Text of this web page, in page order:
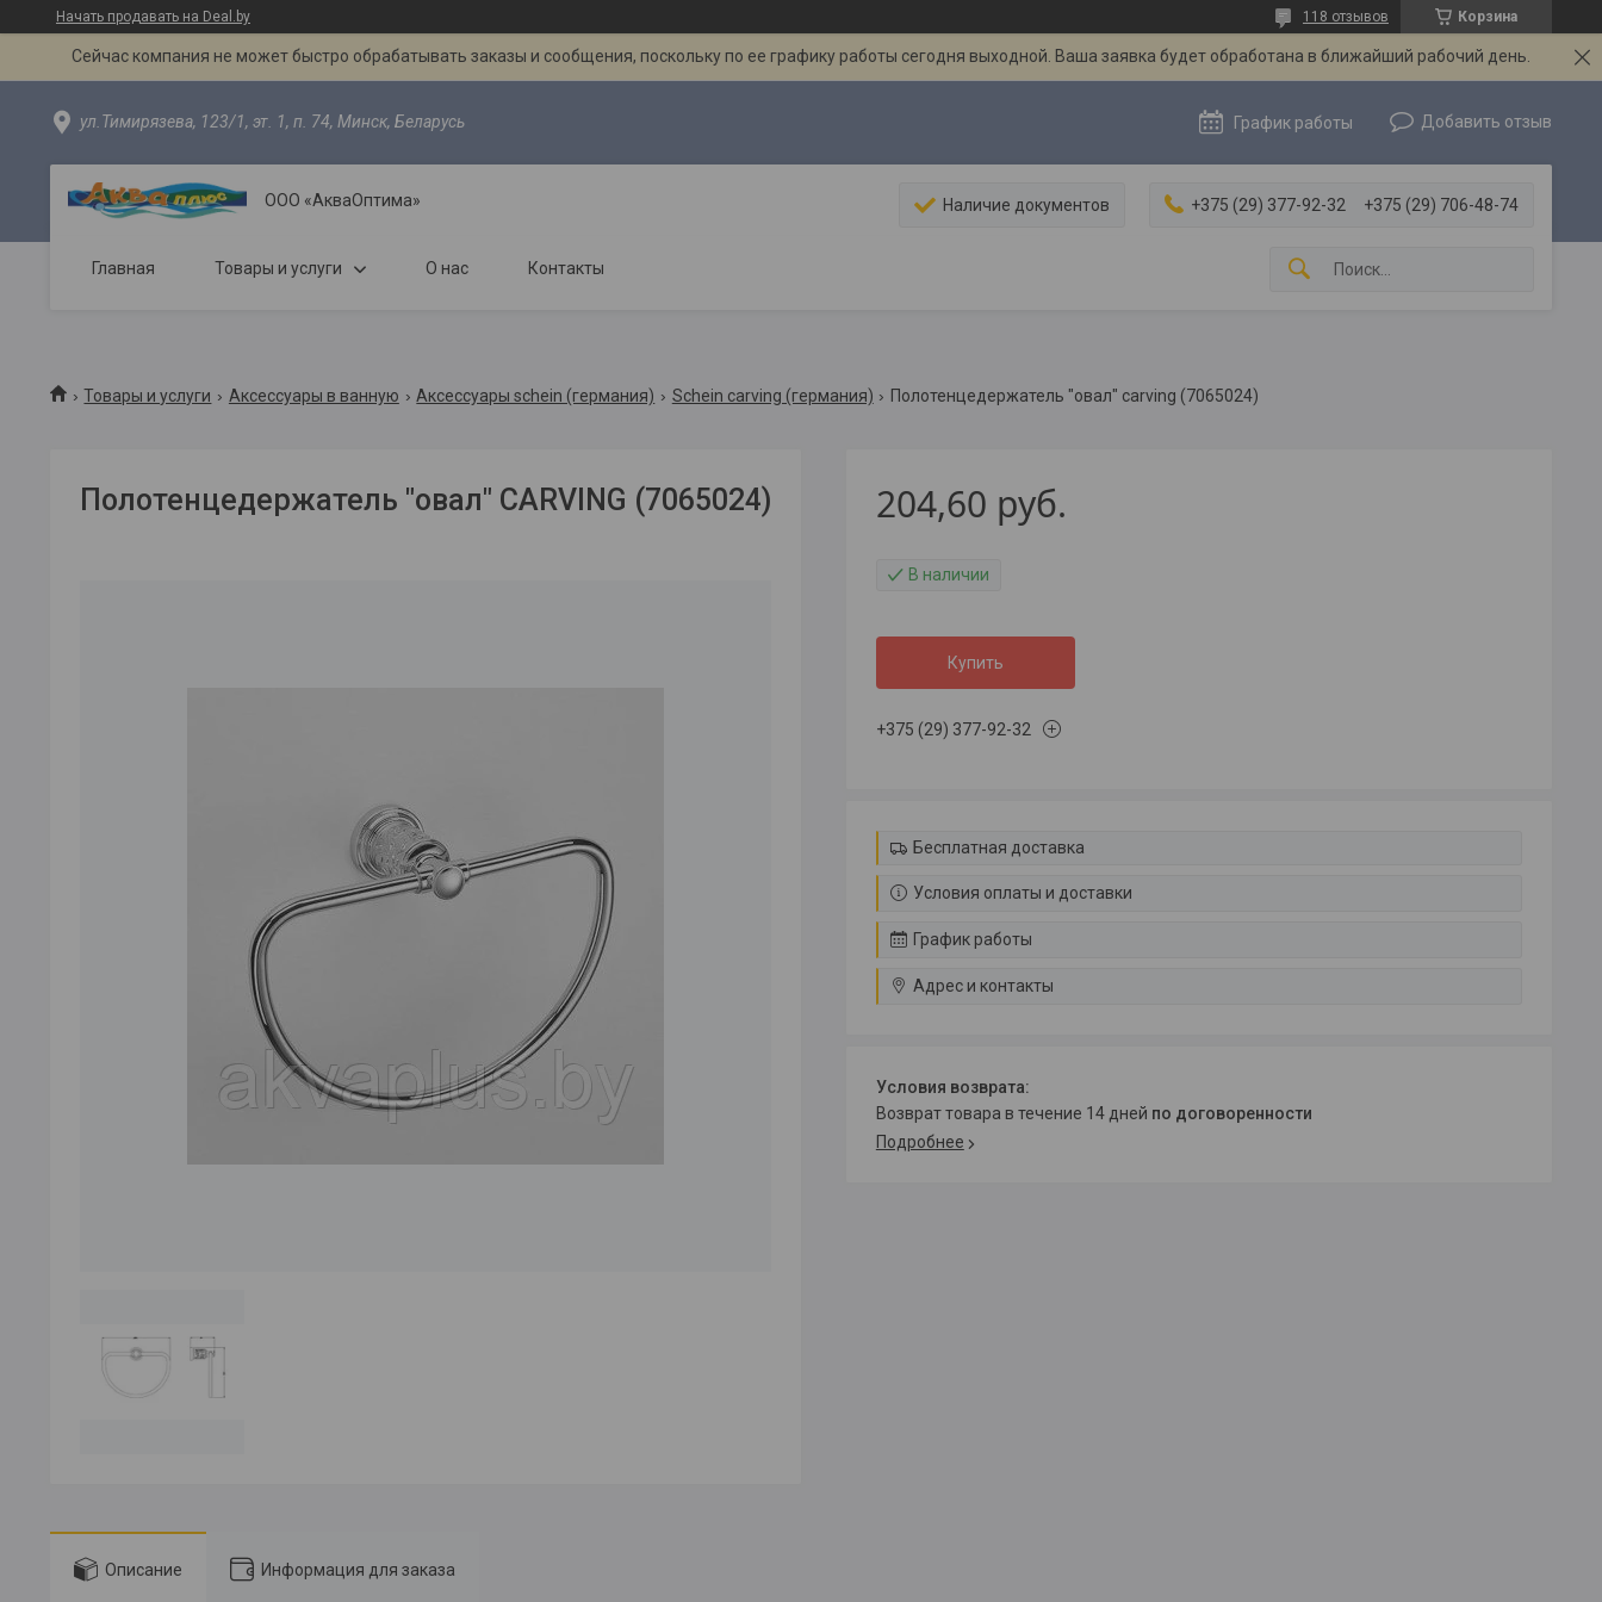
Начать продавать на Deal.by Корзина
118 отзывов
Сейчас компания не может быстро обрабатывать заказы и сообщения, поскольку по ее графику работы сегодня выходной. Ваша заявка будет обработана в ближайший рабочий день.
ул.Тимирязева, 123/1, эт. 1, п. 74, Минск, Беларусь График работы Добавить отзыв
ООО «АкваОптима» Наличие документов +375 (29) 377-92-32 +375 (29) 706-48-74
Главная Товары и услуги О нас Контакты
Товары и услуги Аксессуары в ванную Аксессуары schein (германия) Schein carving (германия) Полотенцедержатель "овал" carving (7065024)
Полотенцедержатель "овал" CARVING (7065024) 204,60 руб.
В наличии
Купить
+375 (29) 377-92-32
Бесплатная доставка
Условия оплаты и доставки
График работы
Адрес и контакты
возврат товара в течение 14 дней по договоренности
Подробнее
Описание Информация для заказа